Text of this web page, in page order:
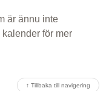
är ännu inte
för mer
↑ Tillbaka till navigering